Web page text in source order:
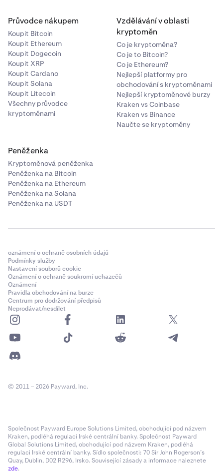
Průvodce nákupem
Koupit Bitcoin
Koupit Ethereum
Koupit Dogecoin
Koupit XRP
Koupit Cardano
Koupit Solana
Koupit Litecoin
Všechny průvodce
kryptoměnami
Vzdělávání v oblasti
kryptoměn
Co je kryptoměna?
Co je to Bitcoin?
Co je Ethereum?
Nejlepší platformy pro
obchodování s kryptoměnami
Nejlepší kryptoměnové burzy
Kraken vs Coinbase
Kraken vs Binance
Naučte se kryptoměny
Peněženka
Kryptoměnová peněženka
Peněženka na Bitcoin
Peněženka na Ethereum
Peněženka na Solana
Peněženka na USDT
oznámení o ochraně osobních údajů
Podmínky služby
Nastavení souborů cookie
Oznámení o ochraně soukromí uchazečů
Oznámení
Pravidla obchodování na burze
Centrum pro dodržování předpisů
Neprodávat/nesdílet
© 2011 – 2026 Payward, Inc.
Společnost Payward Europe Solutions Limited, obchodující pod názvem
Kraken, podléhá regulaci Irské centrální banky. Společnost Payward
Global Solutions Limited, obchodující pod názvem Kraken, podléhá
regulaci Irské centrální banky. Sídlo společnosti: 70 Sir John Rogerson’s
Quay, Dublin, D02 R296, Irsko. Související zásady a informace naleznete
zde.